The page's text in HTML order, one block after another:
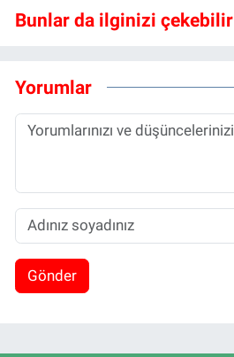
Bunlar da ilginizi çekebilir
Yorumlar
Gönder